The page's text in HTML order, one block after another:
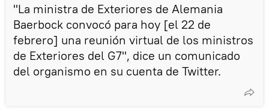
"La ministra de Exteriores de Alemania
Baerbock convocó para hoy [el 22 de
febrero] una reunión virtual de los ministros
de Exteriores del G7", dice un comunicado
del organismo en su cuenta de Twitter.